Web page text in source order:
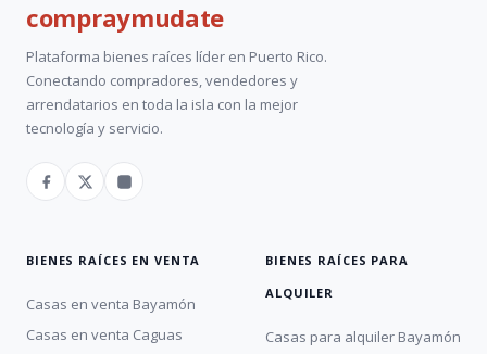
compraymudate
Plataforma bienes raíces líder en Puerto Rico.
Conectando compradores, vendedores y
arrendatarios en toda la isla con la mejor
tecnología y servicio.
BIENES RAÍCES EN VENTA
Casas en venta Bayamón
Casas en venta Caguas
BIENES RAÍCES PARA
ALQUILER
Casas para alquiler Bayamón